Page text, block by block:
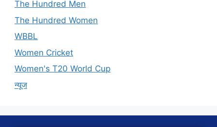
The Hundred Men
The Hundred Women
WBBL
Women Cricket
Women's T20 World Cup
न्यूज